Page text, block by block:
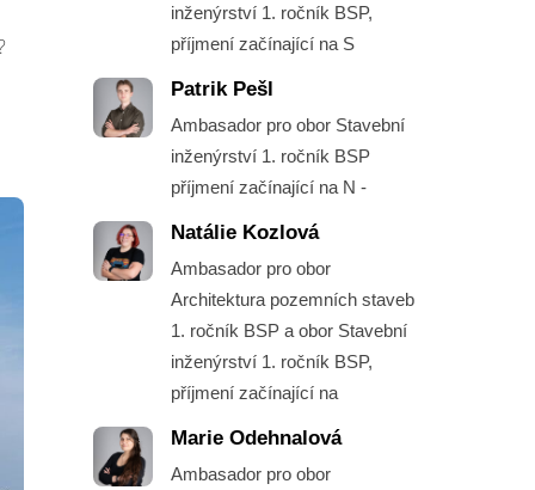
inženýrství 1. ročník BSP,
příjmení začínající na S
Patrik Pešl
Ambasador pro obor Stavební
inženýrství 1. ročník BSP
příjmení začínající na N -
Natálie Kozlová
Ambasador pro obor
Architektura pozemních staveb
1. ročník BSP a obor Stavební
inženýrství 1. ročník BSP,
příjmení začínající na
Marie Odehnalová
Ambasador pro obor